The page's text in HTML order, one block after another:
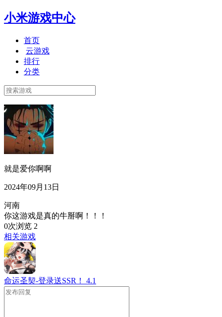
小米游戏中心
首页
云游戏
排行
分类
就是爱你啊啊
2024年09月13日
河南
你这游戏是真的牛掰啊！！！
0次浏览 2
相关游戏
命运圣契-登录送SSR！ 4.1